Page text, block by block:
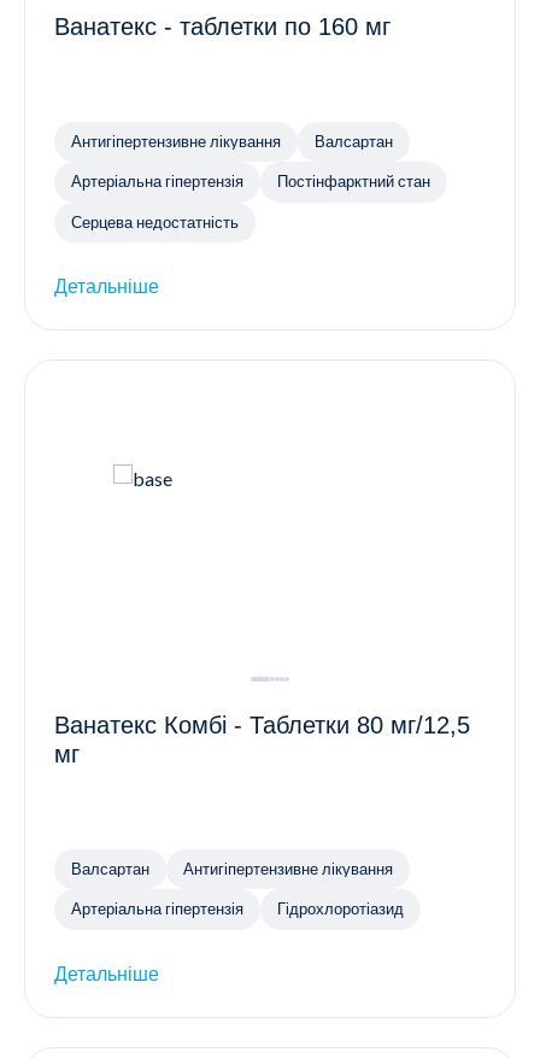
Ванатекс - таблетки по 160 мг
Антигіпертензивне лікування Валсартан
Артеріальна гіпертензія Постінфарктний стан
Серцева недостатність
Детальніше
Ванатекс Комбі - Таблетки 80 мг/12,5
мг
Валсартан Антигіпертензивне лікування
Артеріальна гіпертензія Гідрохлоротіазид
Детальніше